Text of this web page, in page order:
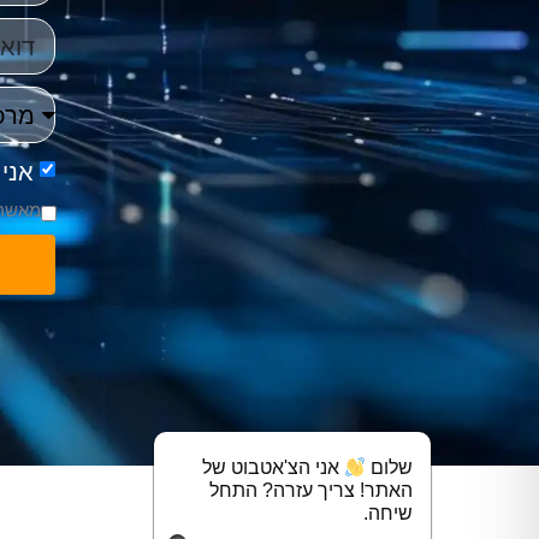
שלום
אני הצ'אטבוט של
האתר! צריך עזרה? התחל
שיחה.